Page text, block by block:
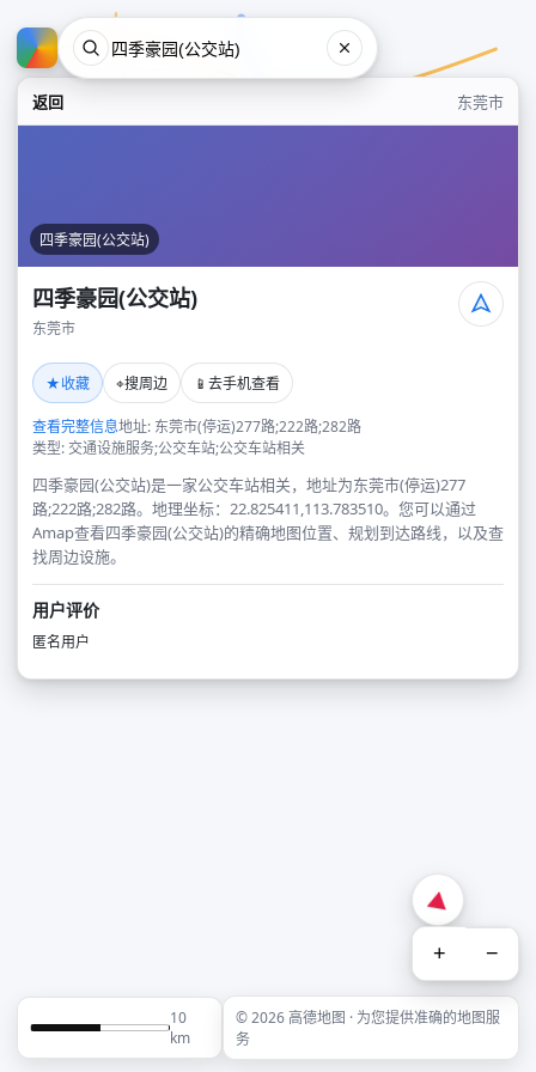
返回 东莞市
四季豪园(公交站)
四季豪园(公交站)
东莞市
★收藏 ⌖搜周边 📱 去手机查看
查看完整信息地址: 东莞市(停运)277路;222路;282路
类型: 交通设施服务;公交车站;公交车站相关
四季豪园(公交站)是一家公交车站相关，地址为东莞市(停运)277
路;222路;282路。地理坐标：22.825411,113.783510。您可以通过
Amap查看四季豪园(公交站)的精确地图位置、规划到达路线，以及查
找周边设施。
用户评价
匿名用户
+ −
10
km
© 2026 高德地图 · 为您提供准确的地图服
务